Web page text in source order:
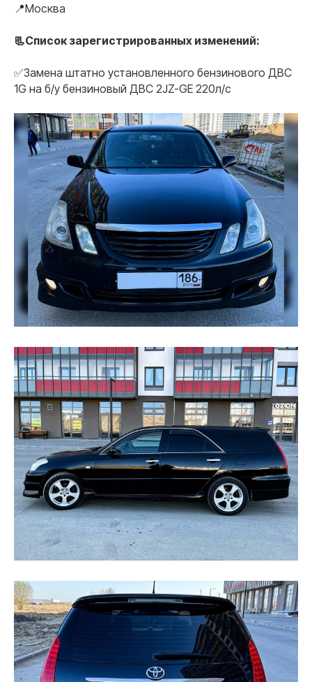
📍Москва
📃Список зарегистрированных изменений:
✅Замена штатно установленного бензинового ДВС
1G на б/у бензиновый ДВС 2JZ-GE 220л/с